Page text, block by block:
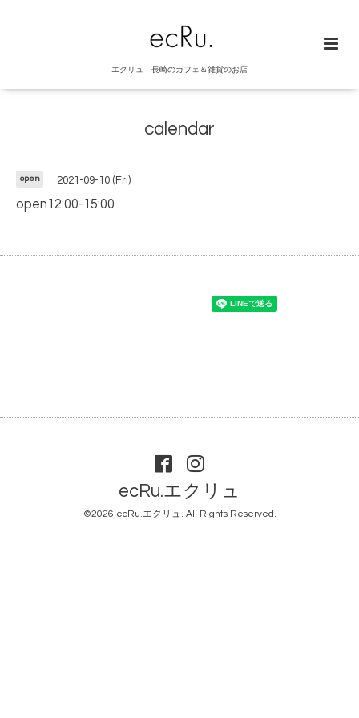
エクリュ 長崎のカフェ＆雑貨のお店
calendar
open 2021-09-10 (Fri)
open12:00-15:00
ecRu.エクリュ
©2026 ecRu.エクリュ. All Rights Reserved.